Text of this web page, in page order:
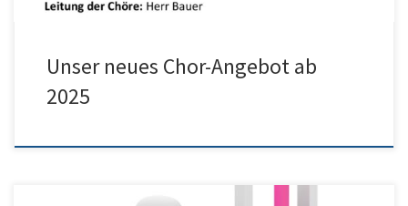
Unser neues Chor-Angebot ab
2025